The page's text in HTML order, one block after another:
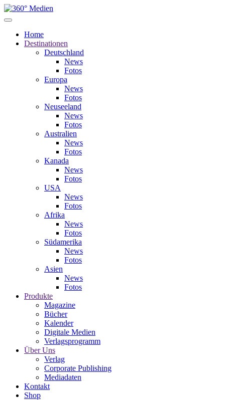
Home
Destinationen
Deutschland
News
Fotos
Europa
News
Fotos
Neuseeland
News
Fotos
Australien
News
Fotos
Kanada
News
Fotos
USA
News
Fotos
Afrika
News
Fotos
Südamerika
News
Fotos
Asien
News
Fotos
Produkte
Magazine
Bücher
Kalender
Digitale Medien
Verlagsprogramm
Über Uns
Verlag
Corporate Publishing
Mediadaten
Kontakt
Shop